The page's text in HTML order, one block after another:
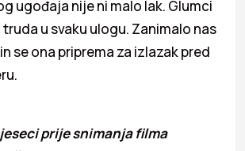
ugođaja nije ni malo lak. Glumci
u svaku ulogu. Zanimalo nas
se ona priprema za izlazak pred
prije snimanja filma